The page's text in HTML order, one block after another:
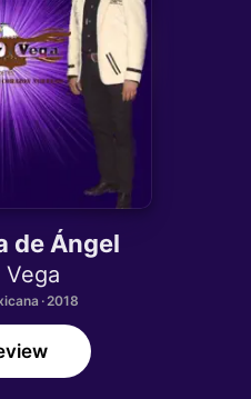
Music
de Ángel
· 2018